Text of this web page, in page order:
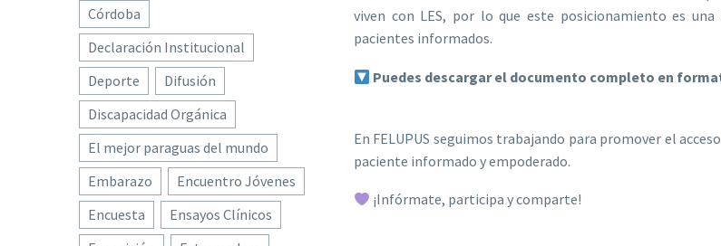
viven con LES, por lo que este posicionamiento es
pacientes informados.
Puedes descargar el documento completo en
En FELUPUS seguimos trabajando para promover el
paciente informado y empoderado.
¡Infórmate, participa y comparte!
Córdoba
Declaración Institucional
Deporte
Difusión
Discapacidad Orgánica
El mejor paraguas del mundo
Embarazo
Encuentro Jóvenes
Encuesta
Ensayos Clínicos